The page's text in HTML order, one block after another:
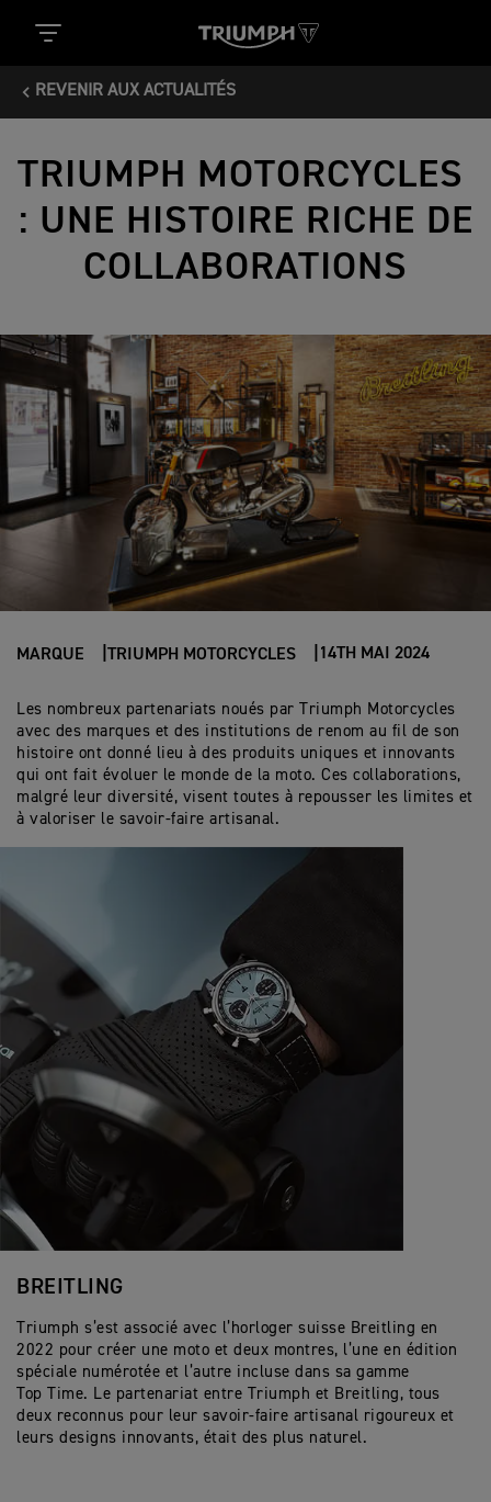
REVENIR AUX ACTUALITÉS
TRIUMPH MOTORCYCLES
: UNE HISTOIRE RICHE DE
COLLABORATIONS
MARQUE TRIUMPH MOTORCYCLES 14TH MAI 2024
Les nombreux partenariats noués par Triumph Motorcycles
avec des marques et des institutions de renom au fil de son
histoire ont donné lieu à des produits uniques et innovants
qui ont fait évoluer le monde de la moto. Ces collaborations,
malgré leur diversité, visent toutes à repousser les limites et
à valoriser le savoir-faire artisanal.
BREITLING
Triumph s’est associé avec l’horloger suisse Breitling en
2022 pour créer une moto et deux montres, l’une en édition
spéciale numérotée et l’autre incluse dans sa gamme
Top Time. Le partenariat entre Triumph et Breitling, tous
deux reconnus pour leur savoir-faire artisanal rigoureux et
leurs designs innovants, était des plus naturel.